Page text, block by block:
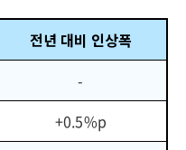
전년 대비 인상폭
-
+0.5%p